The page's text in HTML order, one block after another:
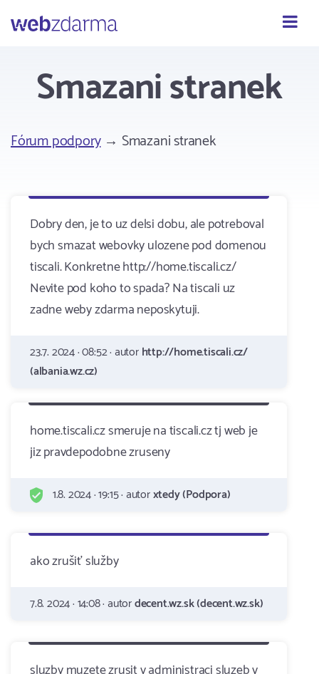
Webzdarma
Smazani stranek
Fórum podpory→ Smazani stranek
Dobry den, je to uz delsi dobu, ale potreboval
bych smazat webovky ulozene pod domenou
tiscali. Konkretne http://home.tiscali.cz/
Nevite pod koho to spada? Na tiscali uz
zadne weby zdarma neposkytuji.
23.7. 2024 · 08:52 · autorhttp://home.tiscali.cz/
(albania.wz.cz)
home.tiscali.cz smeruje na tiscali.cz tj web je
jiz pravdepodobne zruseny
1.8. 2024 · 19:15 · autorxtedy (Podpora)
ako zrušiť služby
7.8. 2024 · 14:08 · autordecent.wz.sk (decent.wz.sk)